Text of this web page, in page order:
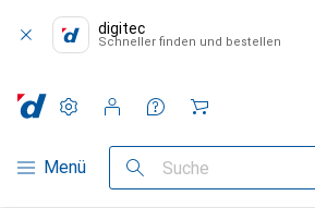
digitec
Schneller finden und bestellen
Navigation nach Kategorien
Menü Suche
Einstellungen
Kundenkonto
Vergleichslisten
Merklisten
Warenkorb